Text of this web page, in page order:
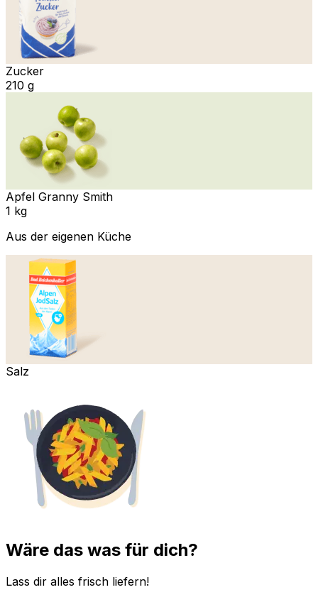
Zucker
210 g
Apfel Granny Smith
1 kg
Aus der eigenen Küche
Salz
Wäre das was für dich?
Lass dir alles frisch liefern!